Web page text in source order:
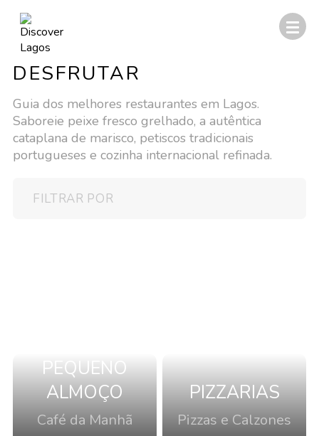
DESFRUTAR
Guia dos melhores restaurantes em Lagos.
Saboreie peixe fresco grelhado, a autêntica
cataplana de marisco, petiscos tradicionais
portugueses e cozinha internacional refinada.
PEQUENO
ALMOÇO
Café da Manhã
PIZZARIAS
Pizzas e Calzones